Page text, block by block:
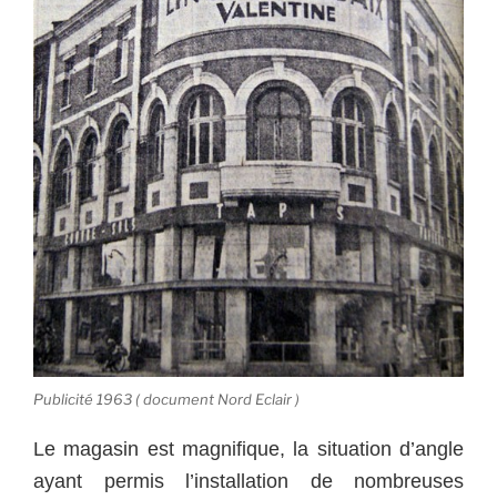
Publicité 1963 ( document Nord Eclair )
Le magasin est magnifique, la situation d’angle
ayant permis l’installation de nombreuses